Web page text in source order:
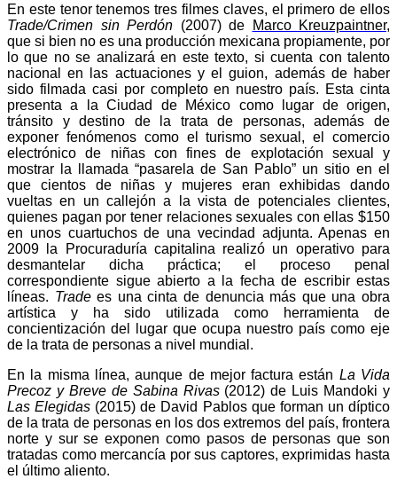
En este tenor tenemos tres filmes claves, el primero de ellos
Trade/Crimen sin Perdón (2007) de Marco Kreuzpaintner,
que si bien no es una producción mexicana propiamente, por
lo que no se analizará en este texto, si cuenta con talento
nacional en las actuaciones y el guion, además de haber
sido filmada casi por completo en nuestro país. Esta cinta
presenta a la Ciudad de México como lugar de origen,
tránsito y destino de la trata de personas, además de
exponer fenómenos como el turismo sexual, el comercio
electrónico de niñas con fines de explotación sexual y
mostrar la llamada “pasarela de San Pablo” un sitio en el
que cientos de niñas y mujeres eran exhibidas dando
vueltas en un callejón a la vista de potenciales clientes,
quienes pagan por tener relaciones sexuales con ellas $150
en unos cuartuchos de una vecindad adjunta. Apenas en
2009 la Procuraduría capitalina realizó un operativo para
desmantelar dicha práctica; el proceso penal
correspondiente sigue abierto a la fecha de escribir estas
líneas. Tradees una cinta de denuncia más que una obra
artística y ha sido utilizada como herramienta de
concientización del lugar que ocupa nuestro país como eje
de la trata de personas a nivel mundial.
En la misma línea, aunque de mejor factura están La Vida
Precoz y Breve de Sabina Rivas (2012) de Luis Mandoki y
Las Elegidas (2015) de David Pablos que forman un díptico
de la trata de personas en los dos extremos del país, frontera
norte y sur se exponen como pasos de personas que son
tratadas como mercancía por sus captores, exprimidas hasta
el último aliento.